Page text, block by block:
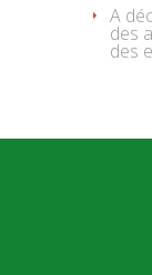
A
des
des